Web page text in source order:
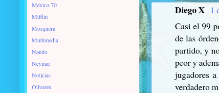
Diego X 1
Casi el 99
de las
partido, y
peor y
jugadores
verdadero
México 70
Mifflin
Mosquera
Multimedia
Nando
Neymar
Noticias
Olivares